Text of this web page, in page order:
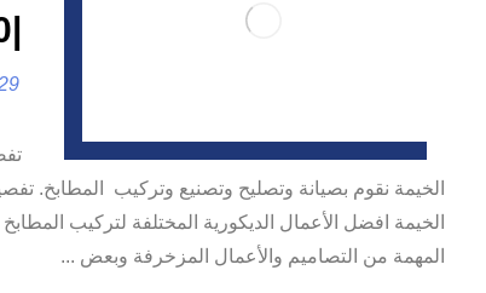
|0557821580| تركيب المطابخ
29 ديسمبر،
الخيمة نقوم بصيانة وتصليح وتصنيع وتركيب
الخيمة افضل الأعمال الديكورية المختلفة لتركيب
المهمة من التصاميم والأعمال المزخرفة وبعض ...